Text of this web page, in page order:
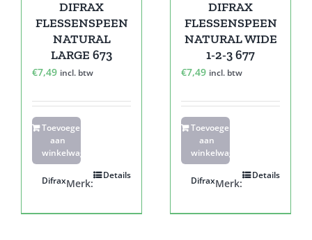
DIFRAX
FLESSENSPEEN
NATURAL
LARGE 673
€7,49 incl. btw
Toevoegen
aan
winkelwagen
Details
Merk:
Difrax
DIFRAX
FLESSENSPEEN
NATURAL WIDE
1-2-3 677
€7,49 incl. btw
Toevoegen
aan
winkelwagen
Details
Merk:
Difrax